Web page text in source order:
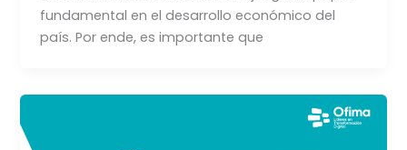
fundamental en el desarrollo económico del
país. Por ende, es importante que